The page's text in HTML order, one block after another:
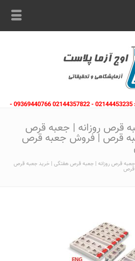
مشاوره و فروش: 02144453235 - 02144357822 09369440766 -
قرص روزانه | جعبه قرص
قرص | فروش جعبه قرص
قرص روزانه | جعبه قرص هفتگی | خرید جعبه قرص
قرص